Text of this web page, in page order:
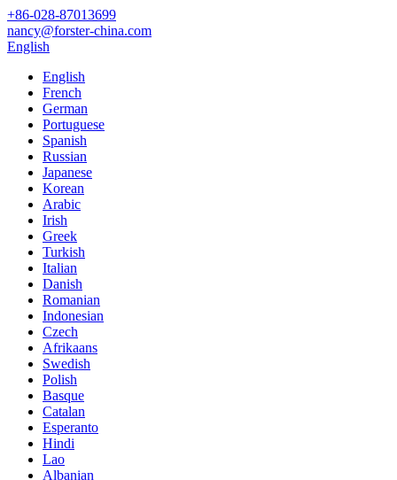
+86-028-87013699
nancy@forster-china.com
English
English
French
German
Portuguese
Spanish
Russian
Japanese
Korean
Arabic
Irish
Greek
Turkish
Italian
Danish
Romanian
Indonesian
Czech
Afrikaans
Swedish
Polish
Basque
Catalan
Esperanto
Hindi
Lao
Albanian